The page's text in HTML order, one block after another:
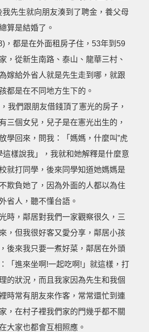
我先生就向朋友湊到了聘金，養父母
算是結婚了。
，都是在外面租房子住，53年到59
，從新生南路、泰山、龍華三村、
嫁給外省人就是先生走到哪，就跟
都是在不同地方生下的。
我們跟朋友借錢頂了憲光的房子，
三個女兒，兒子是在憲光出生的，
學回來，問我：「媽媽，什麼叫”虎
這樣說我」，我就和她解釋是什麼意
就打同學，後來同學知道她媽媽是
欺負她了，因為外面的人都以為住
省人，聽不懂台語。
時，鄰居對我們一家觀察很久，三
，但我很好客又愛分享，鄰居小孩
後來我只要一煮好菜，鄰居在外頭
「進來坐啊!一起吃啊!」就這樣，打
的狀況，而且我家因為先生和我個
時常有朋友來作客，常常還忙到連
，在村子裡我們家的門幾乎都不關
大家也都會互相照應。